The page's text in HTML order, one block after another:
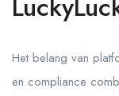
Het belang van
en compliance